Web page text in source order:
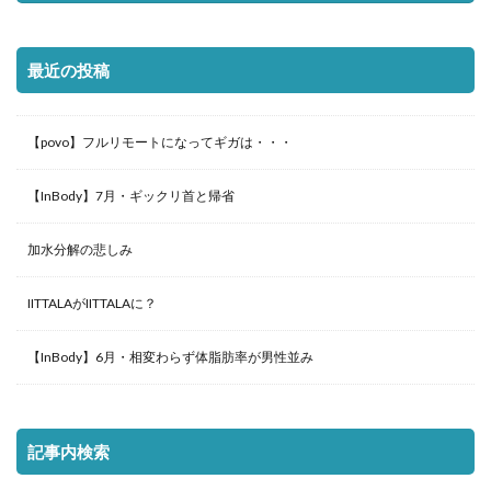
最近の投稿
【povo】フルリモートになってギガは・・・
【InBody】7月・ギックリ首と帰省
加水分解の悲しみ
IITTALAがIITTALAに？
【InBody】6月・相変わらず体脂肪率が男性並み
記事内検索